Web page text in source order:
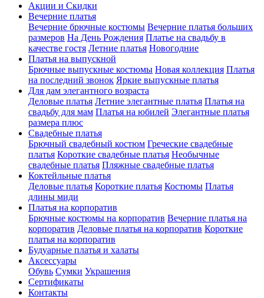
Акции и Скидки
Вечерние платья
Вечерние брючные костюмы Вечерние платья больших
размеров На День Рождения Платье на свадьбу в
качестве гостя Летние платья Новогодние
Платья на выпускной
Брючные выпускные костюмы Новая коллекция Платья
на последний звонок Яркие выпускные платья
Для дам элегантного возраста
Деловые платья Летние элегантные платья Платья на
свадьбу для мам Платья на юбилей Элегантные платья
размера плюс
Свадебные платья
Брючный свадебный костюм Греческие свадебные
платья Короткие свадебные платья Необычные
свадебные платья Пляжные свадебные платья
Коктейльные платья
Деловые платья Короткие платья Костюмы Платья
длины миди
Платья на корпоратив
Брючные костюмы на корпоратив Вечерние платья на
корпоратив Деловые платья на корпоратив Короткие
платья на корпоратив
Будуарные платья и халаты
Аксессуары
Обувь Сумки Украшения
Сертификаты
Контакты